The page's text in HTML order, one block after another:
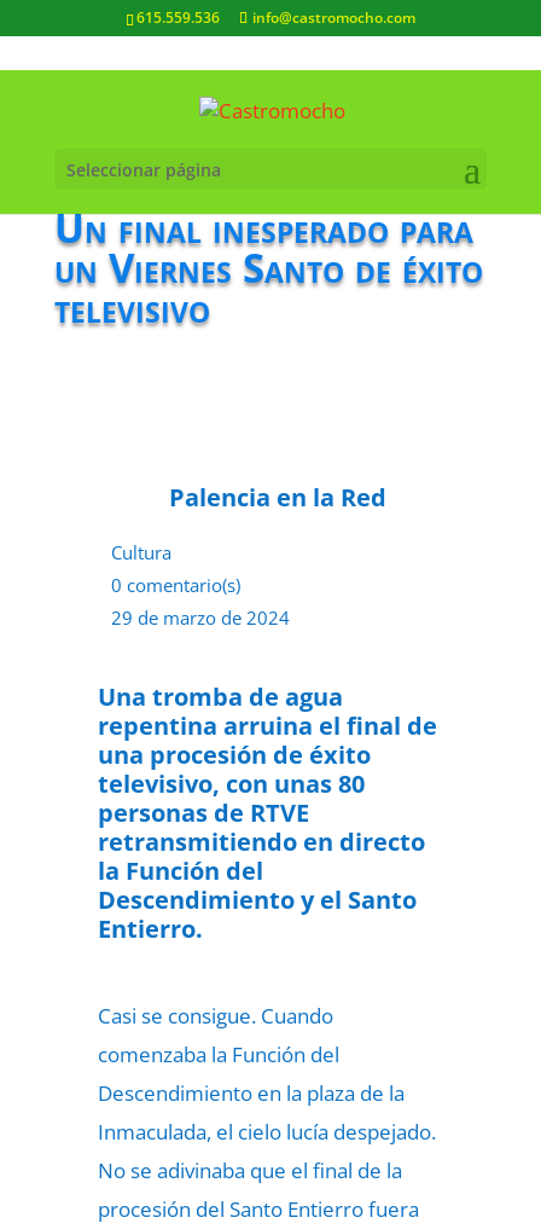
615.559.536 info@castromocho.com
Seleccionar página
Un final inesperado para
un Viernes Santo de éxito
televisivo
Palencia en la Red
Cultura
0 comentario(s)
29 de marzo de 2024
Una tromba de agua
repentina arruina el final de
una procesión de éxito
televisivo, con unas 80
personas de RTVE
retransmitiendo en directo
la Función del
Descendimiento y el Santo
Entierro.
Casi se consigue. Cuando
comenzaba la Función del
Descendimiento en la plaza de la
Inmaculada, el cielo lucía despejado.
No se adivinaba que el final de la
procesión del Santo Entierro fuera